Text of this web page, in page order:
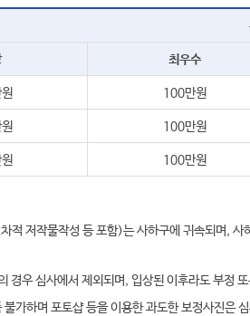
최우수
100만원
100만원
100만원
적 저작물작성 등 포함)는 사하구에 귀속되며,
경우 심사에서 제외되며, 입상된 이후라도 부정
가하며 포토샵 등을 이용한 과도한 보정사진은